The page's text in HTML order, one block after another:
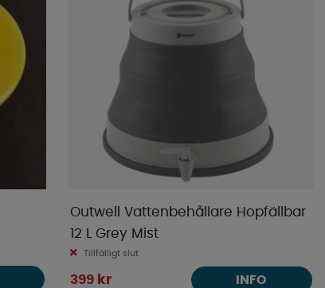
Outwell Vattenbehållare Hopfällbar
12 L Grey Mist
Tillfälligt slut
399 kr INFO